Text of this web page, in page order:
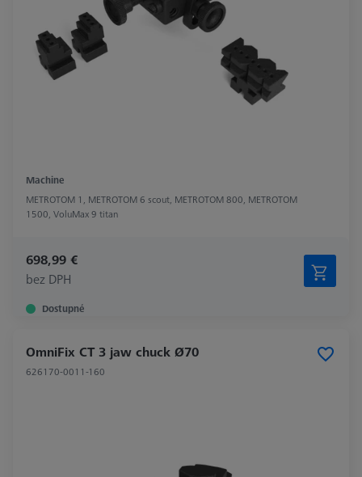
Machine
METROTOM 1, METROTOM 6 scout, METROTOM 800, METROTOM
1500, VoluMax 9 titan
698,99 €
bez DPH
Dostupné
OmniFix CT 3 jaw chuck Ø70
626170-0011-160